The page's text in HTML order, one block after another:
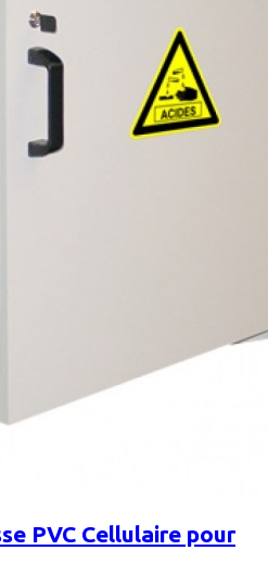
PVC Cellulaire pour